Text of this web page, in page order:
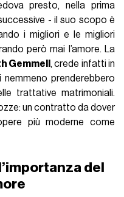
presto, nella prima
- il suo scopo è
i migliori e le migliori
però mai l’amore. La
Gemmell , crede infatti in
prenderebbero
trattative matrimoniali.
un contratto da dover
più moderne come
del